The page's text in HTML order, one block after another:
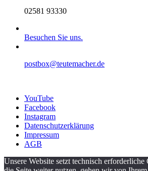
02581 93330
Besuchen Sie uns.
postbox@teutemacher.de
YouTube
Facebook
Instagram
Datenschutzerklärung
Impressum
AGB
Unsere Website setzt technisch erforderliche